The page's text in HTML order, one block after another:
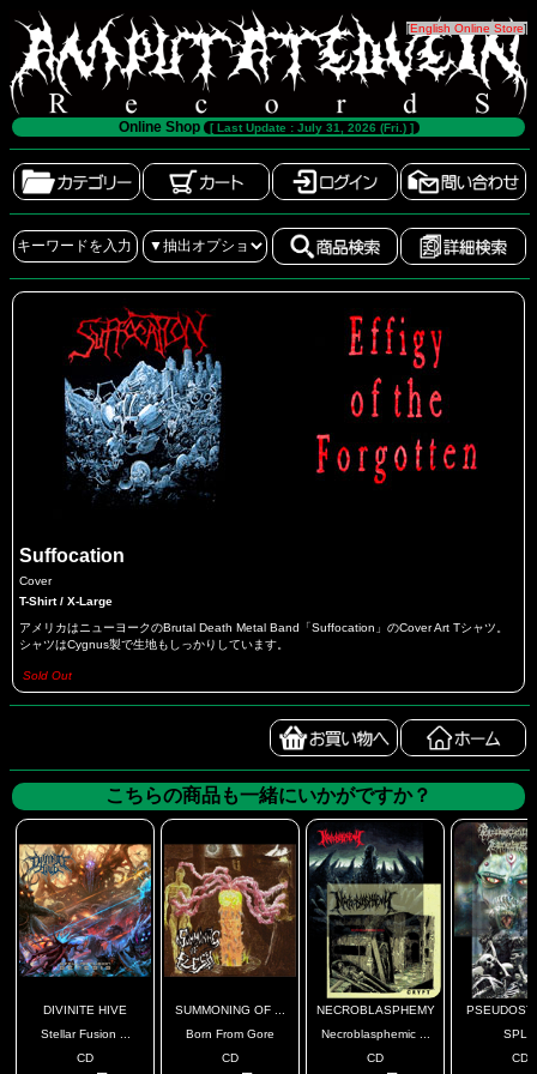
[English Online Store]
Online Shop [ Last Update : July 31, 2026 (Fri.) ]
Suffocation
Cover
T-Shirt / X-Large
アメリカはニューヨークのBrutal Death Metal Band「Suffocation」のCover Art Tシャツ。
シャツはCygnus製で生地もしっかりしています。
Sold Out
こちらの商品も一緒にいかがですか？
DIVINITE HIVE
Stellar Fusion ...
CD
SUMMONING OF ...
Born From Gore
CD
NECROBLASPHEMY
Necroblasphemic ...
CD
SPLIT
CD